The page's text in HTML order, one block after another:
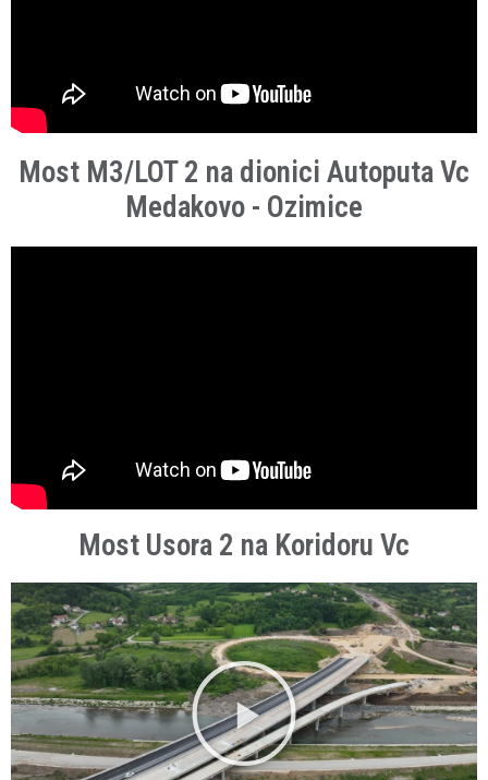
Most M3/LOT 2 na dionici Autoputa Vc
Medakovo - Ozimice
Most Usora 2 na Koridoru Vc